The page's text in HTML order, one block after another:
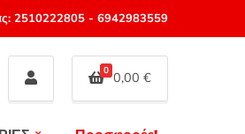
2510222805- 6942983559
0 0,00 €